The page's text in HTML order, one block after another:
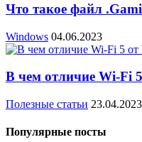
Что такое файл
Windows 04.06.2023
В чем отличие Wi-Fi
Полезные статьи 23.04.2023
Популярные посты